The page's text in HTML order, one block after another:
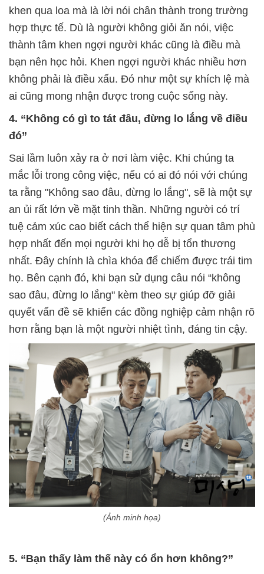
khen qua loa mà là lời nói chân thành trong trường
hợp thực tế. Dù là người không giỏi ăn nói, việc
thành tâm khen ngợi người khác cũng là điều mà
bạn nên học hỏi. Khen ngợi người khác nhiều hơn
không phải là điều xấu. Đó như một sự khích lệ mà
ai cũng mong nhận được trong cuộc sống này.
4. “Không có gì to tát đâu, đừng lo lắng về điều
đó”
Sai lầm luôn xảy ra ở nơi làm việc. Khi chúng ta
mắc lỗi trong công việc, nếu có ai đó nói với chúng
ta rằng "Không sao đâu, đừng lo lắng", sẽ là một sự
an ủi rất lớn về mặt tinh thần. Những người có trí
tuệ cảm xúc cao biết cách thể hiện sự quan tâm phù
hợp nhất đến mọi người khi họ dễ bị tổn thương
nhất. Đây chính là chìa khóa để chiếm được trái tim
họ. Bên cạnh đó, khi bạn sử dụng câu nói “không
sao đâu, đừng lo lắng" kèm theo sự giúp đỡ giải
quyết vấn đề sẽ khiến các đồng nghiệp cảm nhận rõ
hơn rằng bạn là một người nhiệt tình, đáng tin cậy.
(Ảnh minh họa)
5. “Bạn thấy làm thế này có ổn hơn không?”